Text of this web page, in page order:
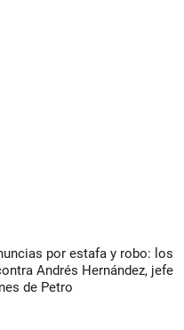
por estafa y robo: los
Andrés Hernández, jefe
de Petro